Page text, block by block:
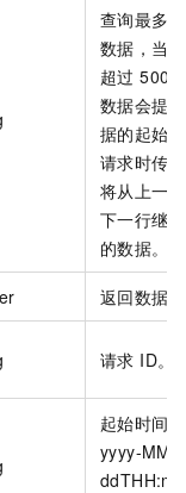
查询最多
数据，当
超过 5000
数据会提
据的起始
请求时传
将从上一
下一行继
的数据。
返回数据
请求 ID。
起始时间
yyyy-MM-